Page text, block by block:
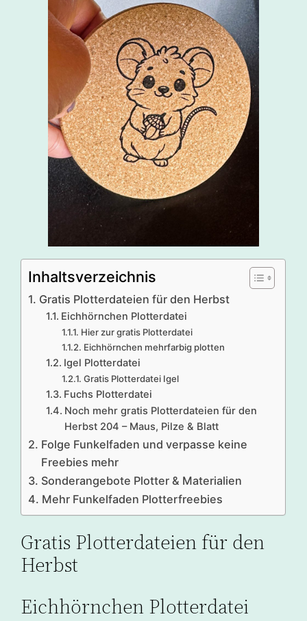
Inhaltsverzeichnis
Gratis Plotterdateien für den Herbst
Eichhörnchen Plotterdatei
Hier zur gratis Plotterdatei
Eichhörnchen mehrfarbig plotten
Igel Plotterdatei
Gratis Plotterdatei Igel
Fuchs Plotterdatei
Noch mehr gratis Plotterdateien für den
Herbst 204 – Maus, Pilze & Blatt
Folge Funkelfaden und verpasse keine
Freebies mehr
Sonderangebote Plotter & Materialien
Mehr Funkelfaden Plotterfreebies
Gratis Plotterdateien für den
Herbst
Eichhörnchen Plotterdatei